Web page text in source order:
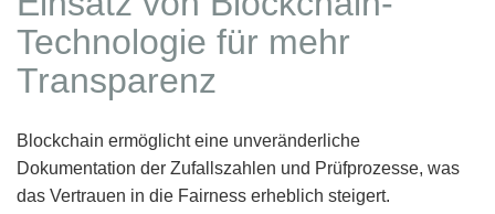
Technologie für mehr
Transparenz
Blockchain ermöglicht eine unveränderliche
Dokumentation der Zufallszahlen und Prüfprozesse, was
das Vertrauen in die Fairness erheblich steigert.